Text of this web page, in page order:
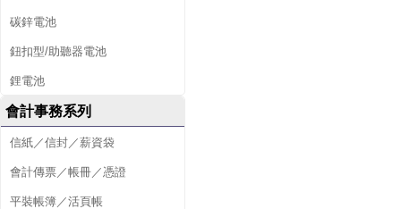
碳鋅電池
鈕扣型/助聽器電池
鋰電池
會計事務系列
信紙／信封／薪資袋
會計傳票／帳冊／憑證
平裝帳簿／活頁帳